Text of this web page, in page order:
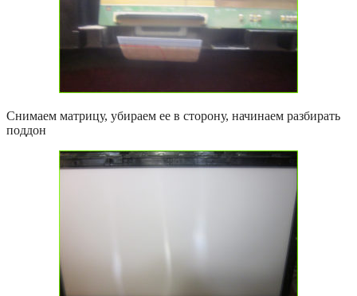
Снимаем матрицу, убираем ее в сторону, начинаем разбирать
поддон